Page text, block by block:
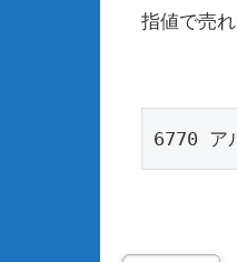
指値で売れ
6770 ア